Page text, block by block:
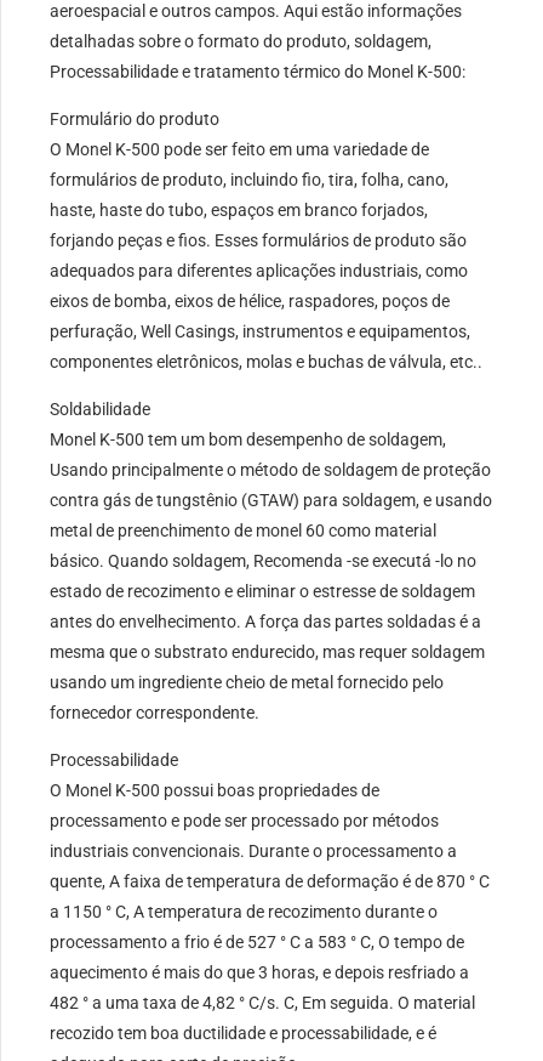
aeroespacial e outros campos. Aqui estão informações
detalhadas sobre o formato do produto, soldagem,
Processabilidade e tratamento térmico do Monel K-500:
Formulário do produto
O Monel K-500 pode ser feito em uma variedade de
formulários de produto, incluindo fio, tira, folha, cano,
haste, haste do tubo, espaços em branco forjados,
forjando peças e fios. Esses formulários de produto são
adequados para diferentes aplicações industriais, como
eixos de bomba, eixos de hélice, raspadores, poços de
perfuração, Well Casings, instrumentos e equipamentos,
componentes eletrônicos, molas e buchas de válvula, etc..
Soldabilidade
Monel K-500 tem um bom desempenho de soldagem,
Usando principalmente o método de soldagem de proteção
contra gás de tungstênio (GTAW) para soldagem, e usando
metal de preenchimento de monel 60 como material
básico. Quando soldagem, Recomenda -se executá -lo no
estado de recozimento e eliminar o estresse de soldagem
antes do envelhecimento. A força das partes soldadas é a
mesma que o substrato endurecido, mas requer soldagem
usando um ingrediente cheio de metal fornecido pelo
fornecedor correspondente.
Processabilidade
O Monel K-500 possui boas propriedades de
processamento e pode ser processado por métodos
industriais convencionais. Durante o processamento a
quente, A faixa de temperatura de deformação é de 870 ° C
a 1150 ° C, A temperatura de recozimento durante o
processamento a frio é de 527 ° C a 583 ° C, O tempo de
aquecimento é mais do que 3 horas, e depois resfriado a
482 ° a uma taxa de 4,82 ° C/s. C, Em seguida. O material
recozido tem boa ductilidade e processabilidade, e é